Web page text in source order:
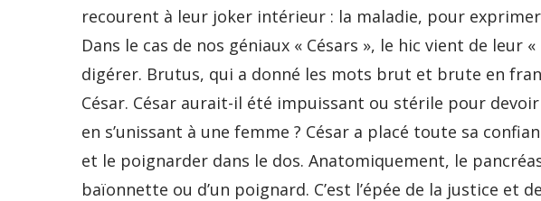
recourent à leur joker intérieur : la maladie, pour
Dans le cas de nos géniaux « Césars », le hic vient de leur
digérer. Brutus, qui a donné les mots brut et brute en
César. César aurait-il été impuissant ou stérile pour
en s’unissant à une femme ? César a placé toute sa
et le poignarder dans le dos. Anatomiquement, le
baïonnette ou d’un poignard. C’est l’épée de la justice et